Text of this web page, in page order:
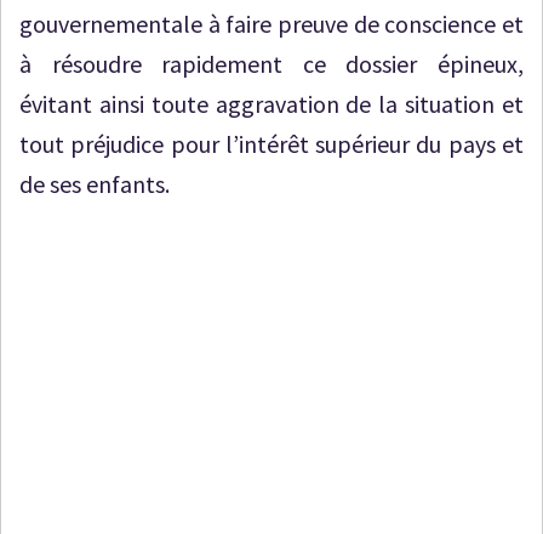
gouvernementale à faire preuve de conscience et
à résoudre rapidement ce dossier épineux,
évitant ainsi toute aggravation de la situation et
tout préjudice pour l’intérêt supérieur du pays et
de ses enfants.